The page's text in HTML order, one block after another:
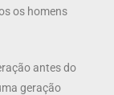
os homens
antes do
geração